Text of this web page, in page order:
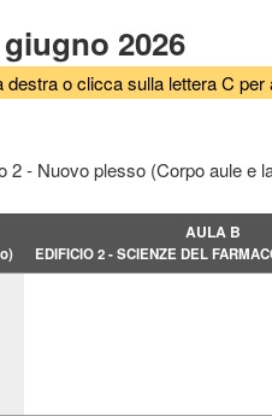
2026
destra o clicca sulla lettera C per
2 - Nuovo plesso (Corpo aule e
AULA B
EDIFICIO 2 - SCIENZE DEL